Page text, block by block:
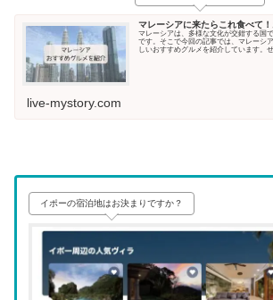
マレーシアに来たらこれ食べて
マレーシアは、多様な文化が交錯する国
です。そこで今回の記事では、マレーシ
しいおすすめグルメを紹介しています。
live-mystory.com
イポーの宿泊地はお決まりですか？